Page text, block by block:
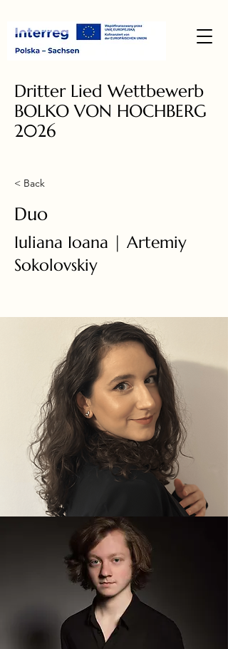
Dritter Lied Wettbewerb
BOLKO VON HOCHBERG
2026
< Back
Duo
Iuliana Ioana | Artemiy
Sokolovskiy